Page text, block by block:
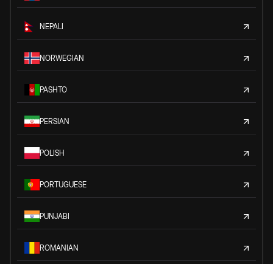
NEPALI
NORWEGIAN
PASHTO
PERSIAN
POLISH
PORTUGUESE
PUNJABI
ROMANIAN